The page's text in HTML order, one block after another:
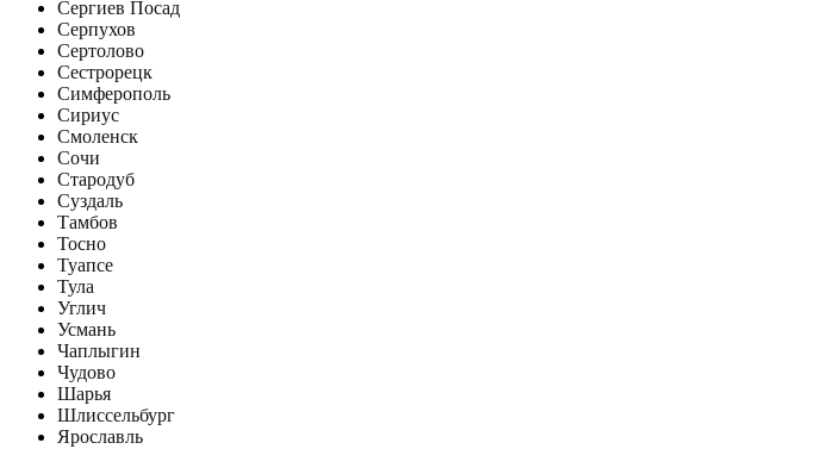
Сергиев Посад
Серпухов
Сертолово
Сестрорецк
Симферополь
Сириус
Смоленск
Сочи
Стародуб
Суздаль
Тамбов
Тосно
Туапсе
Тула
Углич
Усмань
Чаплыгин
Чудово
Шарья
Шлиссельбург
Ярославль